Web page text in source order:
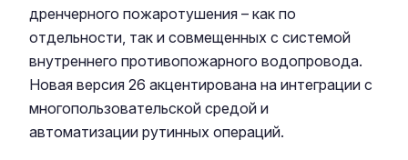
дренчерного пожаротушения – как по
отдельности, так и совмещенных с системой
внутреннего противопожарного водопровода.
Новая версия 26 акцентирована на интеграции с
многопользовательской средой и
автоматизации рутинных операций.